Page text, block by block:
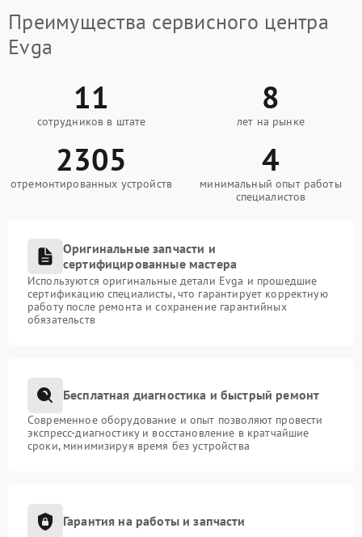
Преимущества сервисного центра
Evga
11
сотрудников в штате
8
лет на рынке
2305
отремонтированных устройств
4
минимальный опыт работы
специалистов
Оригинальные запчасти и
сертифицированные мастера
Используются оригинальные детали Evga и прошедшие
сертификацию специалисты, что гарантирует корректную
работу после ремонта и сохранение гарантийных
обязательств
Бесплатная диагностика и быстрый ремонт
Современное оборудование и опыт позволяют провести
экспресс-диагностику и восстановление в кратчайшие
сроки, минимизируя время без устройства
Гарантия на работы и запчасти